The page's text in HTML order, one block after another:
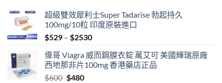
超級雙效犀利士Super Tadarise 勃起持久
100mg/10粒 印度原裝進口
$529 – $2530Price
$529
through
偉哥 Viagra 威而鋼膜衣錠 萬艾可 美國輝瑞原廠
西地那非片100mg 香港藥店正品
$600 Original
$480Current